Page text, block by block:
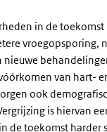
in de
vroegopsporing,
nieuwe
van hart-
ook
is hiervan
de toekomst harder